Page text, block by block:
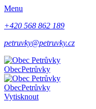
Menu
+420 568 862 189
petruvky@petruvky.cz
ObecPetrůvky
ObecPetrůvky
Vytisknout